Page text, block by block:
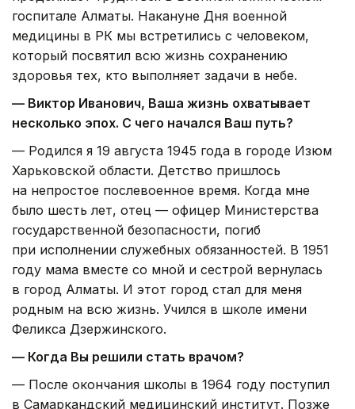
госпитале Алматы. Накануне Дня военной
медицины в РК мы встретились с человеком,
который посвятил всю жизнь сохранению
здоровья тех, кто выполняет задачи в небе.
— Виктор Иванович, Ваша жизнь охватывает
несколько эпох. С чего начался Ваш путь?
— Родился я 19 августа 1945 года в городе Изюм
Харьковской области. Детство пришлось
на непростое послевоенное время. Когда мне
было шесть лет, отец — офицер Министерства
государственной безопасности, погиб
при исполнении служебных обязанностей. В 1951
году мама вместе со мной и сестрой вернулась
в город Алматы. И этот город стал для меня
родным на всю жизнь. Учился в школе имени
Феликса Дзержинского.
— Когда Вы решили стать врачом?
— После окончания школы в 1964 году поступил
в Самаркандский медицинский институт. Позже